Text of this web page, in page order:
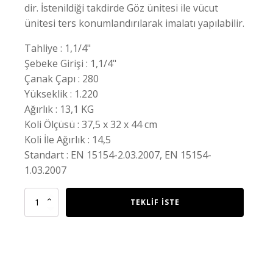
dir. İstenildiği takdirde Göz ünitesi ile vücut
ünitesi ters konumlandırılarak imalatı yapılabilir.
Tahliye : 1,1/4"
Şebeke Girişi : 1,1/4"
Çanak Çapı : 280
Yükseklik : 1.220
Ağırlık : 13,1 KG
Koli Ölçüsü : 37,5 x 32 x 44 cm
Koli İle Ağırlık : 14,5
Standart : EN 15154-2.03.2007, EN 15154-
1.03.2007
Gim
TEKLIF İSTE